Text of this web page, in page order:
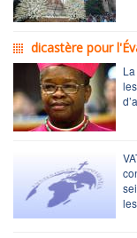
dicastère pour